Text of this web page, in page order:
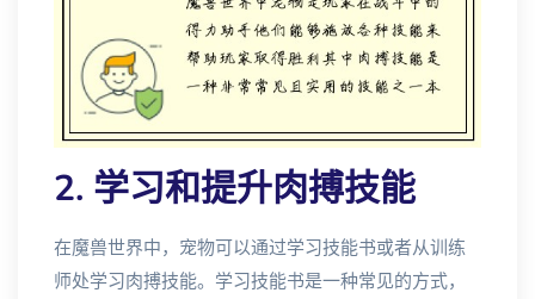
2. 学习和提升肉搏技能
在魔兽世界中，宠物可以通过学习技能书或者从训练
师处学习肉搏技能。学习技能书是一种常见的方式，